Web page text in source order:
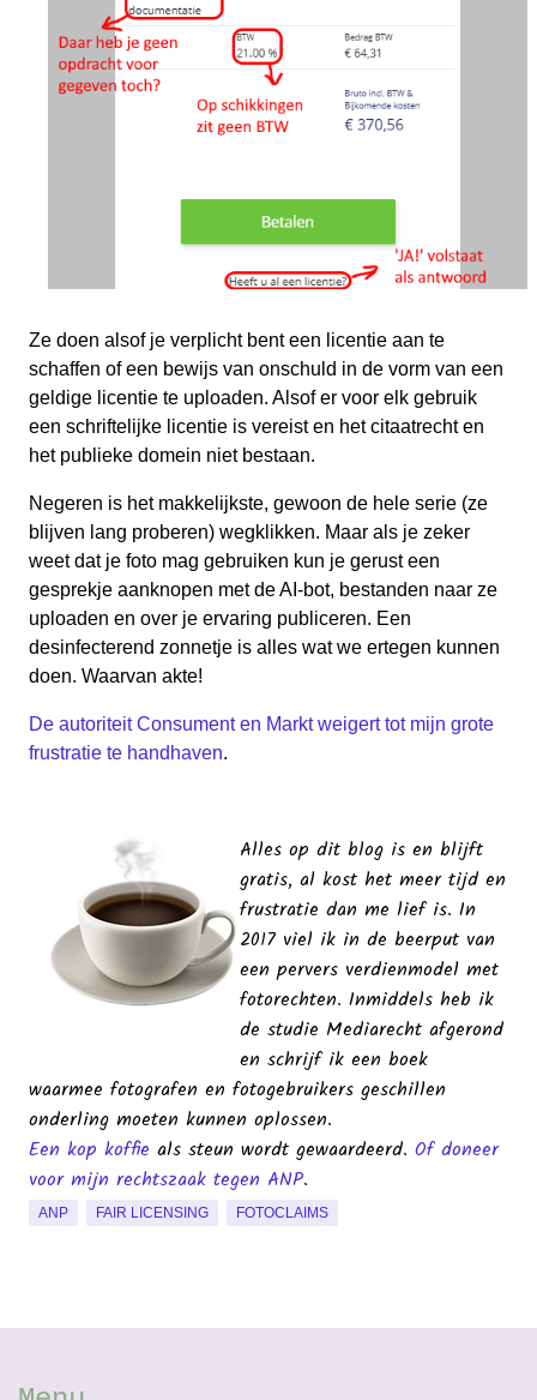
Ze doen alsof je verplicht bent een licentie aan te
schaffen of een bewijs van onschuld in de vorm van een
geldige licentie te uploaden. Alsof er voor elk gebruik
een schriftelijke licentie is vereist en het citaatrecht en
het publieke domein niet bestaan.
Negeren is het makkelijkste, gewoon de hele serie (ze
blijven lang proberen) wegklikken. Maar als je zeker
weet dat je foto mag gebruiken kun je gerust een
gesprekje aanknopen met de AI-bot, bestanden naar ze
uploaden en over je ervaring publiceren. Een
desinfecterend zonnetje is alles wat we ertegen kunnen
doen. Waarvan akte!
De autoriteit Consument en Markt weigert tot mijn grote
frustratie te handhaven.
Alles op dit blog is en blijft
gratis, al kost het meer tijd en
frustratie dan me lief is. In
2017 viel ik in de beerput van
een pervers verdienmodel met
fotorechten. Inmiddels heb ik
de studie Mediarecht afgerond
en schrijf ik een boek
waarmee fotografen en fotogebruikers geschillen
onderling moeten kunnen oplossen.
Een kop koffie als steun wordt gewaardeerd. Of doneer
voor mijn rechtszaak tegen ANP.
ANP FAIR LICENSING FOTOCLAIMS